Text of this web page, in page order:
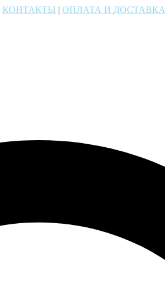
КОНТАКТЫ | ОПЛАТА И ДОСТАВКА